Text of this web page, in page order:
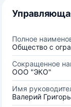
Полное
Общество с
Сокращенное
ООО "ЭКО"
Имя
Валерий